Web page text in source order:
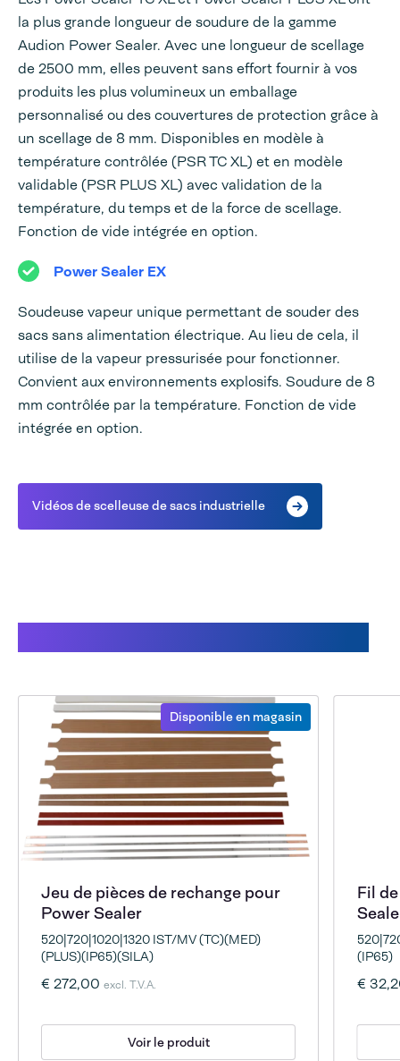
la plus grande longueur de soudure de la gamme
Audion Power Sealer. Avec une longueur de scellage
de 2500 mm, elles peuvent sans effort fournir à vos
produits les plus volumineux un emballage
personnalisé ou des couvertures de protection grâce à
un scellage de 8 mm. Disponibles en modèle à
température contrôlée (PSR TC XL) et en modèle
validable (PSR PLUS XL) avec validation de la
température, du temps et de la force de scellage.
Fonction de vide intégrée en option.
Power Sealer EX
Soudeuse vapeur unique permettant de souder des
sacs sans alimentation électrique. Au lieu de cela, il
utilise de la vapeur pressurisée pour fonctionner.
Convient aux environnements explosifs. Soudure de 8
mm contrôlée par la température. Fonction de vide
intégrée en option.
Vidéos de scelleuse de sacs industrielle
Disponible en magasin
Jeu de pièces de rechange pour
Power Sealer
520|720|1020|1320 IST/MV (TC)(MED)
(PLUS)(IP65)(SILA)
€ 272,00excl. T.V.A.
Voir le produit
Fil
(IP65)
€